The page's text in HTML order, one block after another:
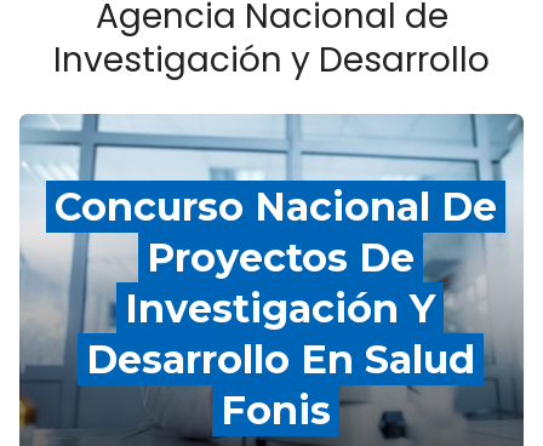
Agencia Nacional de
Investigación y Desarrollo
Concurso Nacional De
Proyectos De
Investigación Y
Desarrollo En Salud
Fonis